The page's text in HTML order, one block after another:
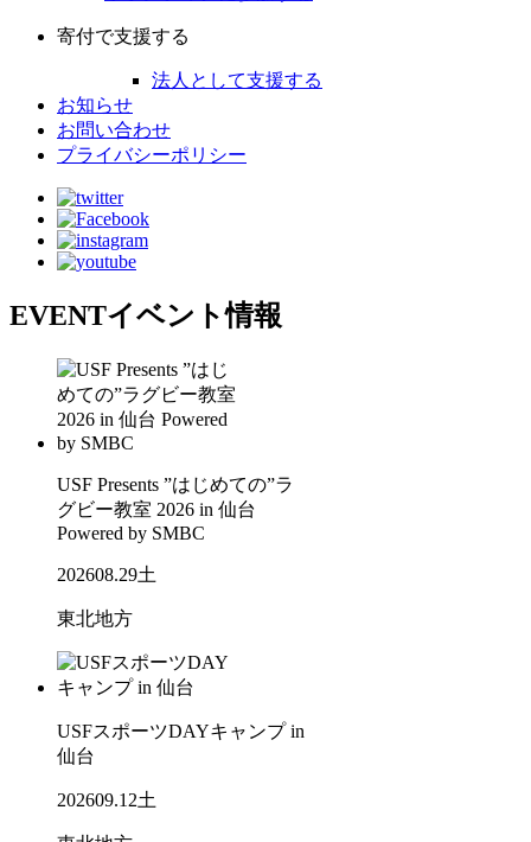
寄付で支援する
法人として支援する
お知らせ
お問い合わせ
プライバシーポリシー
EVENTイベント情報
USF Presents ”はじめての”ラ
グビー教室 2026 in 仙台
Powered by SMBC
202608.29土
東北地方
USFスポーツDAYキャンプ in
仙台
202609.12土